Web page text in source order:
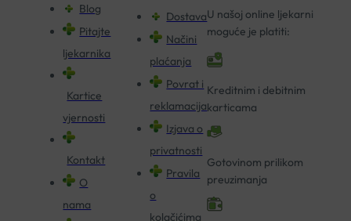
Blog
Pitajte
ljekarnika
Kartice
vjernosti
Kontakt
O
nama
Dostava
Načini
plaćanja
Povrat i
reklamacija
Izjava o
privatnosti
Pravila
o
kolačićima
U našoj online ljekarni
moguće je platiti:
Kreditnim i debitnim
karticama
Gotovinom prilikom
preuzimanja